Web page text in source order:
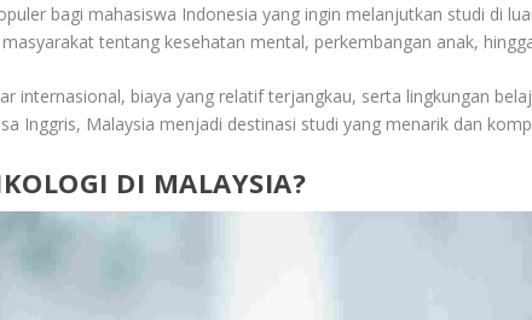
bagi mahasiswa Indonesia yang ingin melanjutkan studi di
tentang kesehatan mental, perkembangan anak,
internasional, biaya yang relatif terjangkau, serta lingkungan
Inggris, Malaysia menjadi destinasi studi yang menarik dan
DI MALAYSIA?